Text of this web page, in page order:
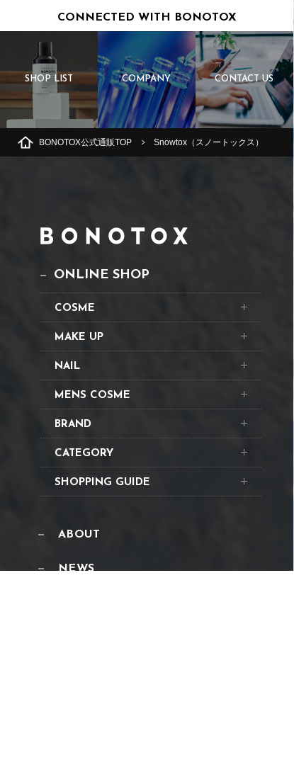
CONNECTED WITH BONOTOX
SHOP LIST COMPANY CONTACT US
BONOTOX公式通販TOP Snowtox（スノートックス）
ONLINE SHOP
COSME
MAKE UP
NAIL
MENS COSME
BRAND
CATEGORY
SHOPPING GUIDE
ABOUT
NEWS